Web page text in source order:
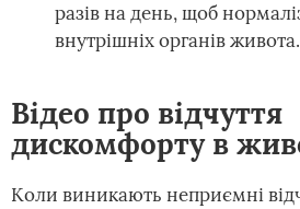
разів на день, щоб
внутрішніх органів живота.
Відео про відчуття
дискомфорту в
Коли виникають неприємні